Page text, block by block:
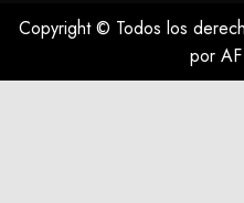
Copyright © Todos los
por